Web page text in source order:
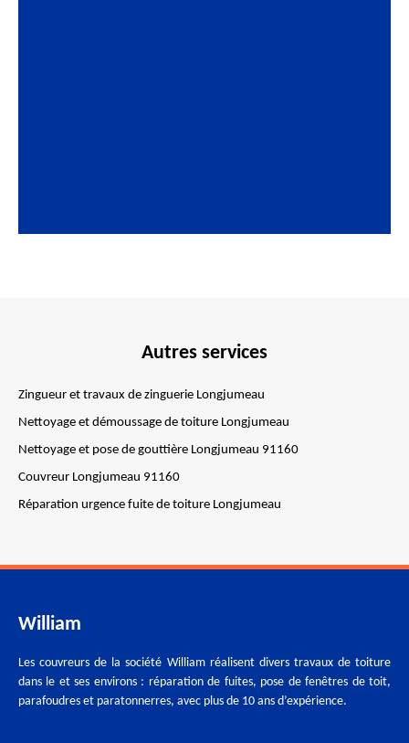
Autres services
Zingueur et travaux de zinguerie Longjumeau
Nettoyage et démoussage de toiture Longjumeau
Nettoyage et pose de gouttière Longjumeau 91160
Couvreur Longjumeau 91160
Réparation urgence fuite de toiture Longjumeau
William
Les couvreurs de la société William réalisent divers travaux de toiture
dans le et ses environs : réparation de fuites, pose de fenêtres de toit,
parafoudres et paratonnerres, avec plus de 10 ans d’expérience.